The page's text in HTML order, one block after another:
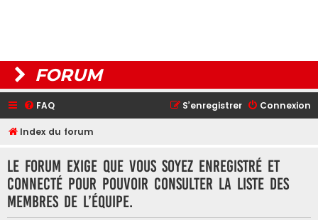
FORUM
FAQ Connexion
S’enregistrer
Index du forum
Le forum exige que vous soyez enregistré et
connecté pour pouvoir consulter la liste des
membres de l’équipe.